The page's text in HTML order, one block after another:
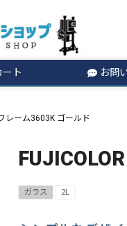
ート お問
検
レーム3603K ゴールド
ガラス 2L